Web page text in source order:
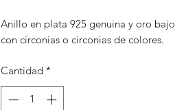
Anillo en plata 925 genuina y oro bajo
con circonias o circonias de colores.
Cantidad *